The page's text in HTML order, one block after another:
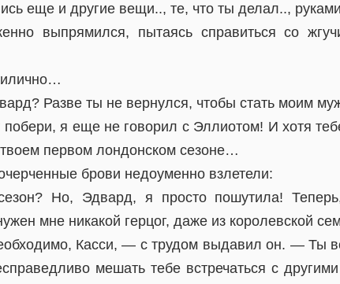
еще и другие вещи.., те, что ты делал..,
выпрямился, пытаясь справиться со
Разве ты не вернулся, чтобы стать моим
я еще не говорил с Эллиотом! И хотя
первом лондонском сезоне…
брови недоуменно взлетели:
Но, Эдвард, я просто пошутила!
мне никакой герцог, даже из королевской
Касси, — с трудом выдавил он. — Ты
мешать тебе встречаться с